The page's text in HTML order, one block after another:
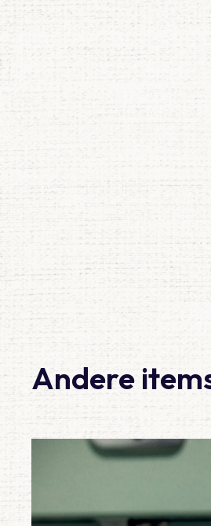
Andere
Lees meer over Meegemaakt –